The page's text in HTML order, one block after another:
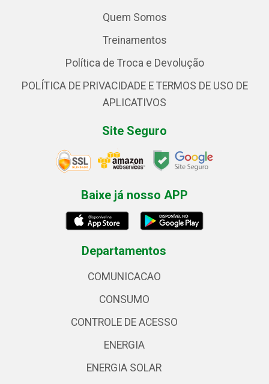
Quem Somos
Treinamentos
Política de Troca e Devolução
POLÍTICA DE PRIVACIDADE E TERMOS DE USO DE
APLICATIVOS
Site Seguro
Baixe já nosso APP
Departamentos
COMUNICACAO
CONSUMO
CONTROLE DE ACESSO
ENERGIA
ENERGIA SOLAR